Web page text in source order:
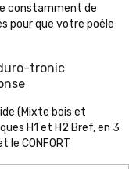
constamment de
pour que votre poêle
tronic
(Mixte bois et
H1 et H2 Bref, en 3
le CONFORT